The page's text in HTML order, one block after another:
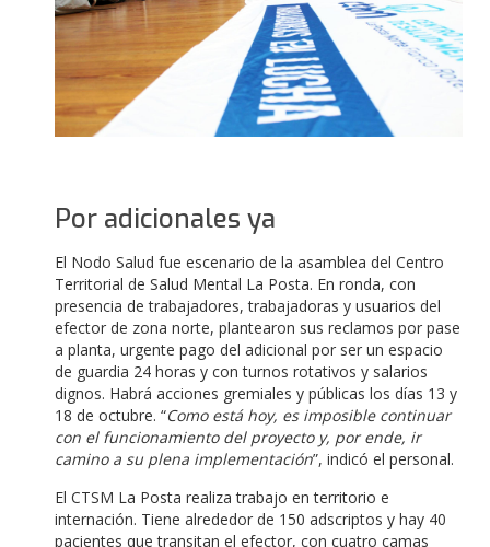
Por adicionales ya
El Nodo Salud fue escenario de la asamblea del Centro
Territorial de Salud Mental La Posta. En ronda, con
presencia de trabajadores, trabajadoras y usuarios del
efector de zona norte, plantearon sus reclamos por pase
a planta, urgente pago del adicional por ser un espacio
de guardia 24 horas y con turnos rotativos y salarios
dignos. Habrá acciones gremiales y públicas los días 13 y
18 de octubre. “Como está hoy, es imposible continuar
con el funcionamiento del proyecto y, por ende, ir
camino a su plena implementación”, indicó el personal.
El CTSM La Posta realiza trabajo en territorio e
internación. Tiene alrededor de 150 adscriptos y hay 40
pacientes que transitan el efector, con cuatro camas